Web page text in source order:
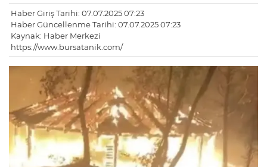
Haber Giriş Tarihi: 07.07.2025 07:23
Haber Güncellenme Tarihi: 07.07.2025 07:23
Kaynak: Haber Merkezi
https://www.bursatanik.com/